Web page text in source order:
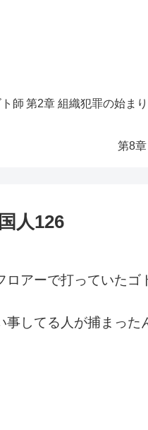
師 第2章 組織犯罪の始まり
第8
人126
ロアーで打っていたゴ
事してる人が捕まった